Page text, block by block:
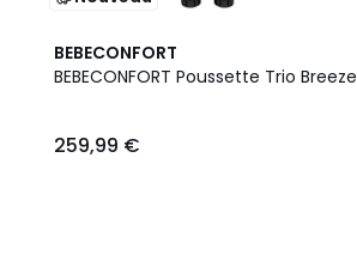
BEBECONFORT
BEBECONFORT Poussette Trio Breeze
€.
259,99 €